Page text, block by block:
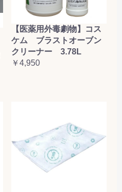
【医薬用外毒劇物】コス
ケム ブラストオーブン
クリーナー 3.78L
￥4,950